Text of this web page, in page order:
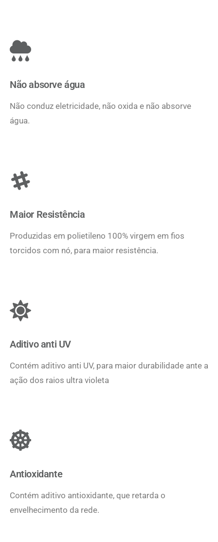
Não absorve água
Não conduz eletricidade, não oxida e não absorve
água.
Maior Resistência
Produzidas em polietileno 100% virgem em fios
torcidos com nó, para maior resistência.
Aditivo anti UV
Contém aditivo anti UV, para maior durabilidade ante a
ação dos raios ultra violeta
Antioxidante
Contém aditivo antioxidante, que retarda o
envelhecimento da rede.